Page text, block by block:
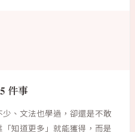
件事
、文法也學過，卻還是不敢
知道更多」就能獲得，而是